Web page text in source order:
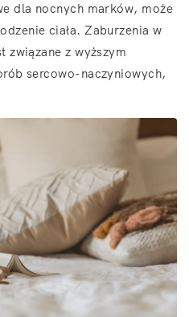
dla nocnych marków, może
ciała. Zaburzenia w
związane z wyższym
sercowo-naczyniowych,